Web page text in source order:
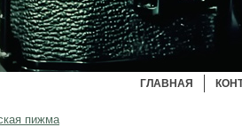
ГЛАВНАЯ
пижма